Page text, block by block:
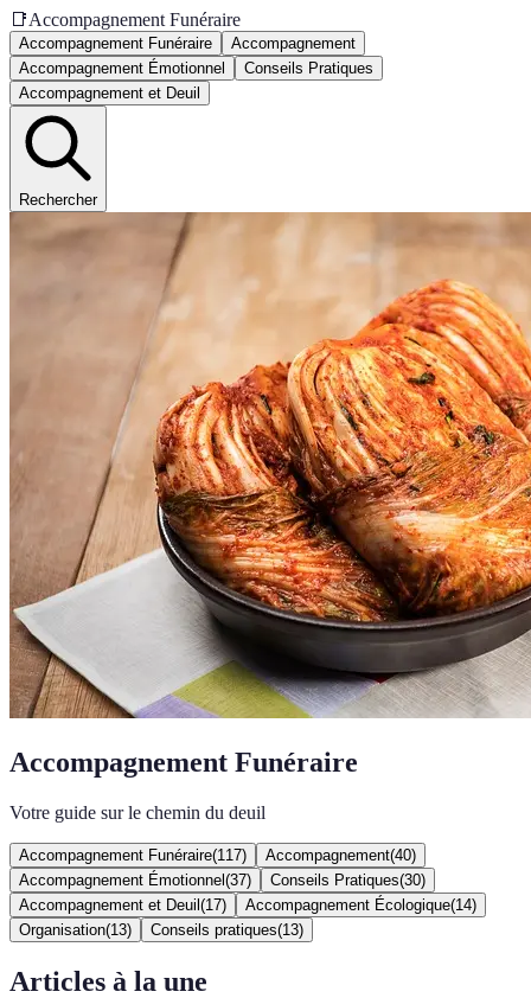
📑Accompagnement Funéraire
Accompagnement Funéraire
Accompagnement
Accompagnement Émotionnel
Conseils Pratiques
Accompagnement et Deuil
Rechercher
Accompagnement Funéraire
Votre guide sur le chemin du deuil
Accompagnement Funéraire(117) Accompagnement(40)
Accompagnement Émotionnel (37) Conseils Pratiques(30)
Accompagnement et Deuil (17) Accompagnement Écologique(14)
Organisation(13) Conseils pratiques(13)
Articles à la une